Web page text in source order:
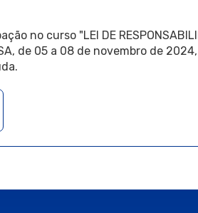
no curso "LEI DE
de 05 a 08 de novembro de